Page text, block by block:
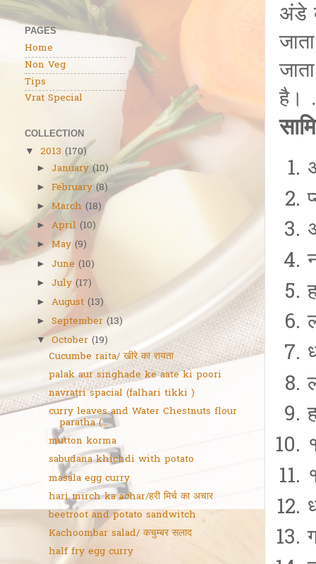
अंडे
PAGES
Home
Non Veg
Tips
Vrat Special
COLLECTION
▼
2013 (170)
►January (10)
►February (8)
►March (18)
►April (10)
►May (9)
►June (10)
►July (17)
► August (13)
►September (13)
▼ October (19)
Cucumbe raita/ खीरे का रायता
palak aur singhade ke aate ki poori
navratri spacial (falhari tikki )
curry leaves and Water Chestnuts flour
paratha (...
mutton korma
sabudana khichdi with potato
masala egg curry
hari mirch ka achar/हरी मिर्च का अचार
beetroot and potato sandwitch
Kachoombar salad/ कचुम्बर सलाद
half fry egg curry